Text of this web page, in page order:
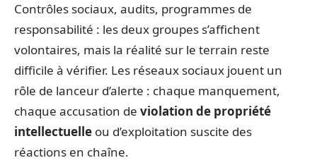
Contrôles sociaux, audits, programmes de
responsabilité : les deux groupes s’affichent
volontaires, mais la réalité sur le terrain reste
difficile à vérifier. Les réseaux sociaux jouent un
rôle de lanceur d’alerte : chaque manquement,
chaque accusation de violation de propriété
intellectuelle ou d’exploitation suscite des
réactions en chaîne.